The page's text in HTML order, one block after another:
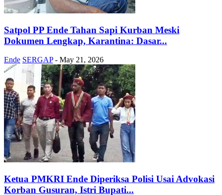
Satpol PP Ende Tahan Sapi Kurban Meski
Dokumen Lengkap, Karantina: Dasar...
Ende SERGAP - May 21, 2026
Ketua PMKRI Ende Diperiksa Polisi Usai Advokasi
Korban Gusuran, Istri Bupati...